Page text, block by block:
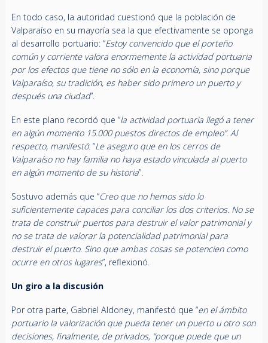
En todo caso, la autoridad cuestionó que la población de
Valparaíso en su mayoría sea la que efectivamente se oponga
al desarrollo portuario: “Estoy convencido que el porteño
común y corriente valora enormemente la actividad portuaria
por los efectos que tiene no sólo en la economía, sino porque
Valparaíso, su tradición, es haber sido primero un puerto y
después una ciudad”.
En este plano recordó que “la actividad portuaria llegó a tener
en algún momento 15.000 puestos directos de empleo”. Al
respecto, manifestó: “Le aseguro que en los cerros de
Valparaíso no hay familia no haya estado vinculada al puerto
en algún momento de su historia”.
Sostuvo además que “Creo que no hemos sido lo
suficientemente capaces para conciliar los dos criterios. No se
trata de construir puertos para destruir el valor patrimonial y
no se trata de valorar la potencialidad patrimonial para
destruir el puerto. Sino que ambas cosas se potencien como
ocurre en otros lugares”, reflexionó.
Un giro a la discusión
Por otra parte, Gabriel Aldoney, manifestó que “en el ámbito
portuario la valorización que pueda tener un puerto u otro son
decisiones, finalmente, de privados, “porque puede que un